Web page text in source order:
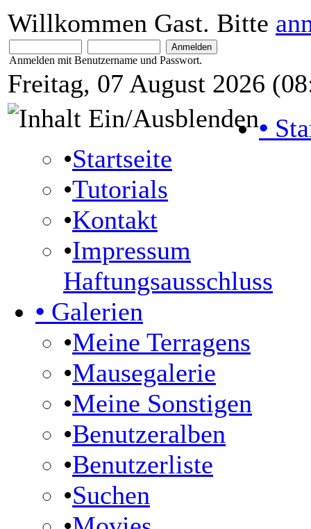
Willkommen Gast. Bitte
Anmelden mit Benutzername und Passwort.
Freitag, 07 August 2026
•
•Startseite
•Tutorials
•Kontakt
•Impressum
Haftungsausschluss
• Galerien
•Meine Terragens
•Mausegalerie
•Meine Sonstigen
•Benutzeralben
•Benutzerliste
•Suchen